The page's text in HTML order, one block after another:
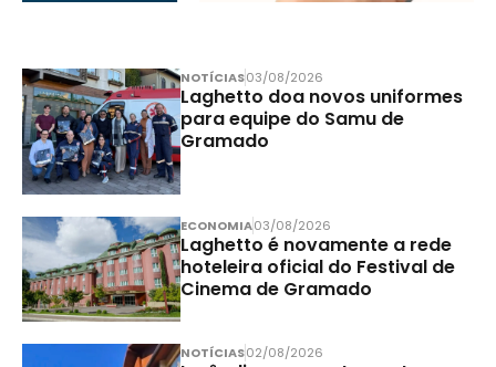
NOTÍCIAS03/08/2026
Laghetto doa novos uniformes
para equipe do Samu de
Gramado
ECONOMIA03/08/2026
Laghetto é novamente a rede
hoteleira oficial do Festival de
Cinema de Gramado
NOTÍCIAS02/08/2026